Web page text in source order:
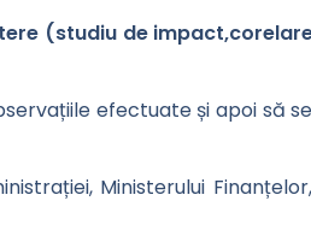
(studiu de
efectuate și apoi să
Ministerului